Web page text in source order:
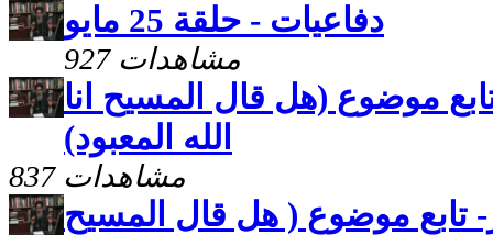
دفاعيات - حلقة 25 مايو
927 مشاهدات
11 يناير - تابع موضوع (هل قال المسيح انا
الله المعبود)
837 مشاهدات
28 ديسمبر- تابع موضوع ( هل قال المسيح